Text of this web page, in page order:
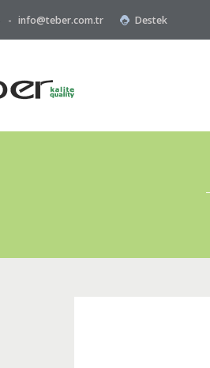
- info@teber.com.tr Destek